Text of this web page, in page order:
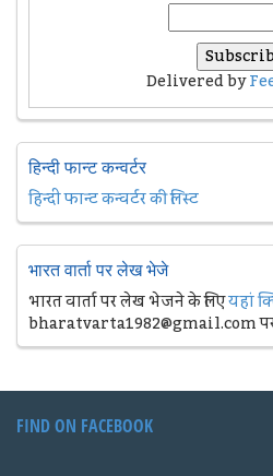
Delivered by
हिन्दी फान्ट कन्वर्टर
हिन्दी फान्ट कन्वर्टर की लिस्ट
भारत वार्ता पर लेख भेजे
भारत वार्ता पर लेख भेजने के लिएयहां
bharatvarta1982@gmail.com
FIND ON FACEBOOK